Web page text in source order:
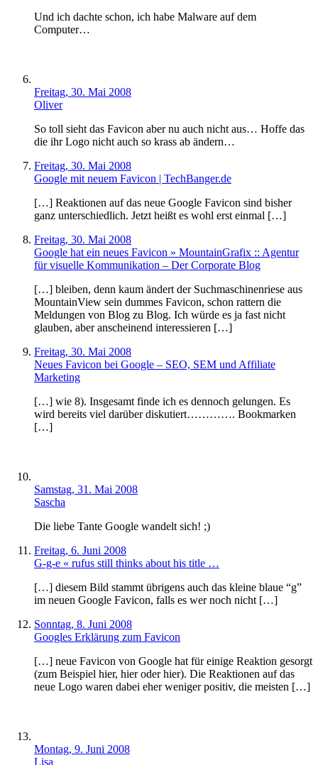
Und ich dachte schon, ich habe Malware auf dem
Computer…
Freitag, 30. Mai 2008
Oliver
So toll sieht das Favicon aber nu auch nicht aus… Hoffe das
die ihr Logo nicht auch so krass ab ändern…
Freitag, 30. Mai 2008
Google mit neuem Favicon | TechBanger.de
[…] Reaktionen auf das neue Google Favicon sind bisher
ganz unterschiedlich. Jetzt heißt es wohl erst einmal […]
Freitag, 30. Mai 2008
Google hat ein neues Favicon » MountainGrafix :: Agentur
für visuelle Kommunikation – Der Corporate Blog
[…] bleiben, denn kaum ändert der Suchmaschinenriese aus
MountainView sein dummes Favicon, schon rattern die
Meldungen von Blog zu Blog. Ich würde es ja fast nicht
glauben, aber anscheinend interessieren […]
Freitag, 30. Mai 2008
Neues Favicon bei Google – SEO, SEM und Affiliate
Marketing
[…] wie 8). Insgesamt finde ich es dennoch gelungen. Es
wird bereits viel darüber diskutiert…………. Bookmarken
[…]
Samstag, 31. Mai 2008
Sascha
Die liebe Tante Google wandelt sich! ;)
Freitag, 6. Juni 2008
G-g-e « rufus still thinks about his title …
[…] diesem Bild stammt übrigens auch das kleine blaue “g”
im neuen Google Favicon, falls es wer noch nicht […]
Sonntag, 8. Juni 2008
Googles Erklärung zum Favicon
[…] neue Favicon von Google hat für einige Reaktion gesorgt
(zum Beispiel hier, hier oder hier). Die Reaktionen auf das
neue Logo waren dabei eher weniger positiv, die meisten […]
Montag, 9. Juni 2008
Lisa